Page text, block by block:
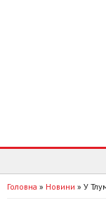
Головна » Новини » У